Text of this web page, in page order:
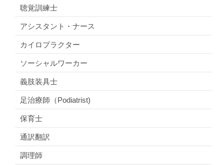
聴覚訓練士
アシスタント・ナース
カイロプラクター
ソーシャルワーカー
義肢装具士
足治療師（Podiatrist)
保育士
通訳翻訳
調理師